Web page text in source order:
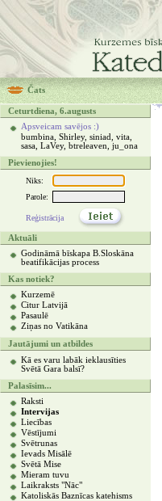
Čats
Ceturtdiena, 6.augusts
Apsveicam savējos :)
bumbina, Shirley, siniad, vita,
sasa, LaVey, btreleaven, ju_ona
Pievienojies!
Niks:
Parole:
Reģistrācija
Aktuāli
Godināmā bīskapa B.Sloskāna
beatifikācijas process
Kas notiek?
Kurzemē
Citur Latvijā
Pasaulē
Ziņas no Vatikāna
Jautājumi un atbildes
Kā es varu labāk ieklausīties
Svētā Gara balsī?
Palasīsim...
Raksti
Intervijas
Liecības
Vēstījumi
Svētrunas
Ievads Misālē
Svētā Mise
Mieram tuvu
Laikraksts "Nāc"
Katoliskās Baznīcas katehisms